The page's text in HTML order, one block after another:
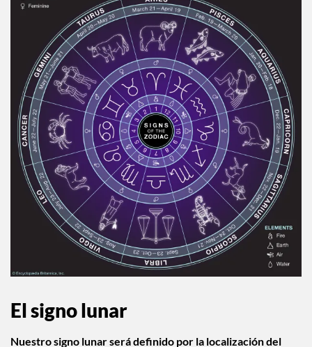
El signo lunar
Nuestro signo lunar será definido por la localización del